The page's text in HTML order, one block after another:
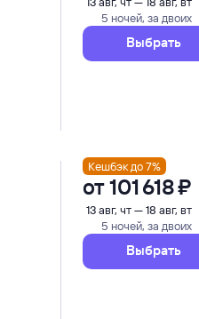
5 ночей, за двоих
Выбрать
Кешбэк до 7%
от101 ⁠618 ⁠₽
13 авг, чт — 18 авг, вт
5 ночей, за двоих
Выбрать